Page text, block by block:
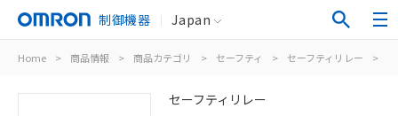
制御機器 Japan
Home > 商品情報 > 商品カテゴリ > セーフティ > セーフティリレー >
セーフティリレー